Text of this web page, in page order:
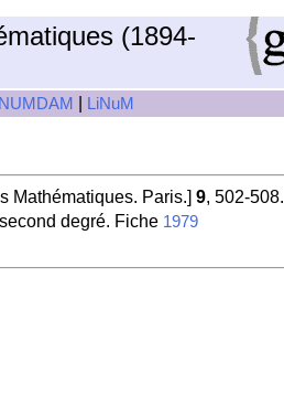
(1894-
NUMDAM LiNuM
Mathématiques. Paris.] 9, 502-508.
degré. Fiche 1979